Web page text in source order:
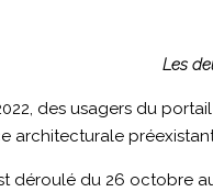
Les
des usagers du
architecturale
déroulé du 26 octobre